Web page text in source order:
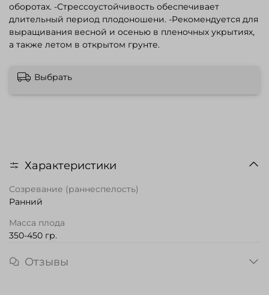
оборотах. -Стрессоустойчивость обеспечивает
длительный период плодоношени. -Рекомендуется для
выращивания весной и осенью в пленочных укрытиях,
а также летом в открытом грунте.
Выбрать
Характеристики
Созревание (раннеспелость)
Ранний
Масса плода
350-450 гр.
Отзывы